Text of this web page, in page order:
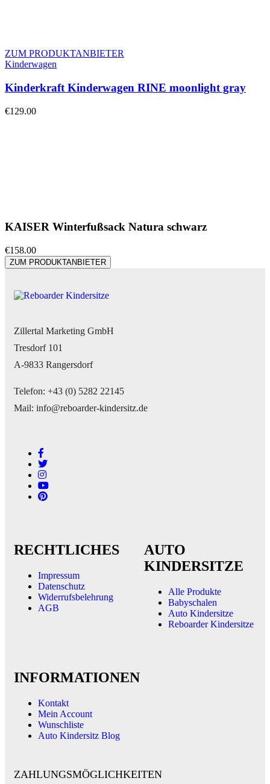
ZUM PRODUKTANBIETER
Kinderwagen
Kinderkraft Kinderwagen RINE moonlight gray
€129.00
KAISER Winterfußsack Natura schwarz
€158.00
ZUM PRODUKTANBIETER
Zillertal Marketing GmbH
Tresdorf 101
A-9833 Rangersdorf
Telefon: +43 (0) 5282 22145
Mail: info@reboarder-kindersitz.de
RECHTLICHES
Impressum
Datenschutz
Widerrufsbelehrung
AGB
AUTO
KINDERSITZE
Alle Produkte
Babyschalen
Auto Kindersitze
Reboarder Kindersitze
INFORMATIONEN
Kontakt
Mein Account
Wunschliste
Auto Kindersitz Blog
ZAHLUNGSMÖGLICHKEITEN